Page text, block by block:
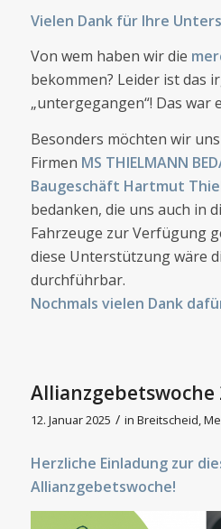
Vielen Dank für Ihre
Von wem haben wir die
bekommen? Leider ist das
„untergegangen“! Das war
Besonders möchten wir
Firmen MS THIELMANN
Baugeschäft Hartmut
bedanken, die uns auch in
Fahrzeuge zur Verfügung
diese Unterstützung wäre
durchführbar.
Nochmals vielen Dank
Allianzgebetswoche
12. Januar 2025 / in Breitscheid,
Herzliche Einladung zur
Allianzgebetswoche!